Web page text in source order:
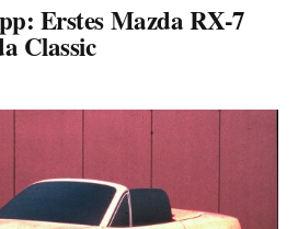
Erstes Mazda RX-7
Classic